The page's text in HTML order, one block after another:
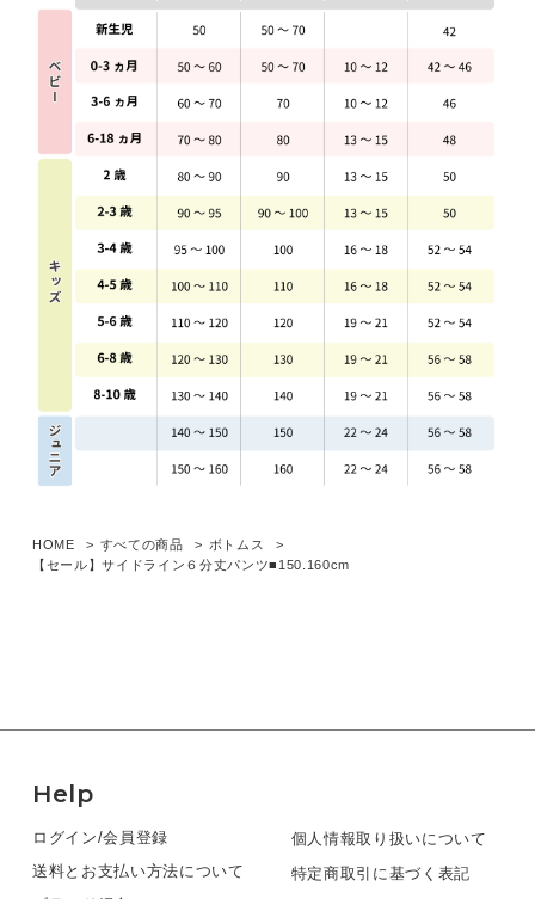
HOME すべての商品
ボトムス
【セール】サイドライン６分丈パンツ■150.160cm
Help
ログイン/会員登録
送料とお支払い方法について
個人情報取り扱いについて
特定商取引に基づく表記